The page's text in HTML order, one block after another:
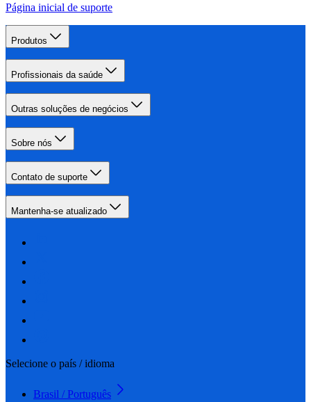
Página inicial de suporte
Produtos
Profissionais da saúde
Outras soluções de negócios
Sobre nós
Contato de suporte
Mantenha-se atualizado
Selecione o país / idioma
Brasil / Português